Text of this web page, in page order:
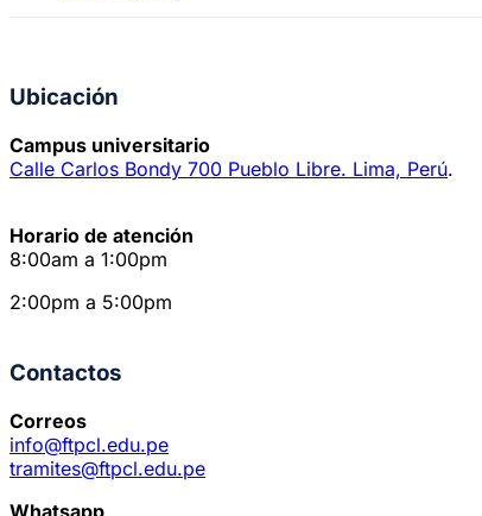
Ubicación
Campus universitario
Calle Carlos Bondy 700 Pueblo Libre. Lima, Perú.
Horario de atención
8:00am a 1:00pm
2:00pm a 5:00pm
Contactos
Correos
info@ftpcl.edu.pe
tramites@ftpcl.edu.pe